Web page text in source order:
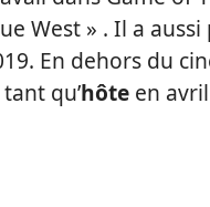
West » . Il a
En dehors du
qu’hôte en